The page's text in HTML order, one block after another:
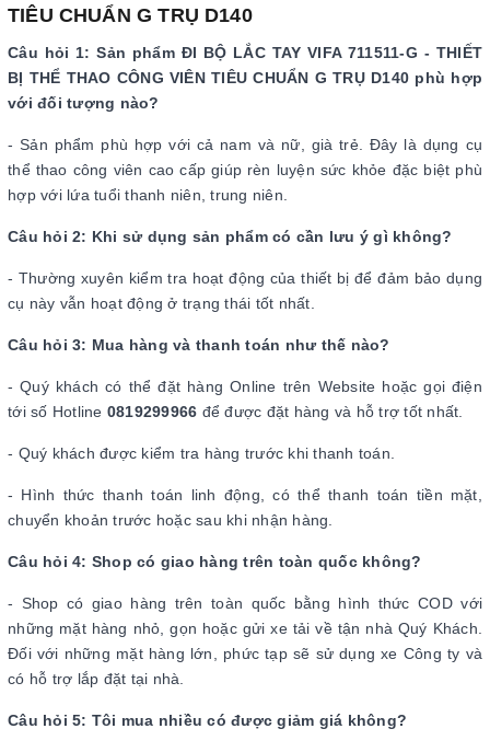
TIÊU CHUẨN G TRỤ D140
Câu hỏi 1: Sản phẩm ĐI BỘ LẮC TAY VIFA 711511-G - THIẾT
BỊ THỂ THAO CÔNG VIÊN TIÊU CHUẨN G TRỤ D140 phù hợp
với đối tượng nào?
- Sản phẩm phù hợp với cả nam và nữ, già trẻ. Đây là dụng cụ
thể thao công viên cao cấp giúp rèn luyện sức khỏe đặc biệt phù
hợp với lứa tuổi thanh niên, trung niên.
Câu hỏi 2: Khi sử dụng sản phẩm có cần lưu ý gì không?
- Thường xuyên kiểm tra hoạt động của thiết bị để đảm bảo dụng
cụ này vẫn hoạt động ở trạng thái tốt nhất.
Câu hỏi 3: Mua hàng và thanh toán như thế nào?
- Quý khách có thể đặt hàng Online trên Website hoặc gọi điện
tới số Hotline 0819299966 để được đặt hàng và hỗ trợ tốt nhất.
- Quý khách được kiểm tra hàng trước khi thanh toán.
- Hình thức thanh toán linh động, có thể thanh toán tiền mặt,
chuyển khoản trước hoặc sau khi nhận hàng.
Câu hỏi 4: Shop có giao hàng trên toàn quốc không?
- Shop có giao hàng trên toàn quốc bằng hình thức COD với
những mặt hàng nhỏ, gọn hoặc gửi xe tải về tận nhà Quý Khách.
Đối với những mặt hàng lớn, phức tạp sẽ sử dụng xe Công ty và
có hỗ trợ lắp đặt tại nhà.
Câu hỏi 5: Tôi mua nhiều có được giảm giá không?